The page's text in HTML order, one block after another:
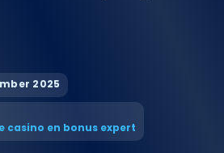
2025
casino en bonus expert